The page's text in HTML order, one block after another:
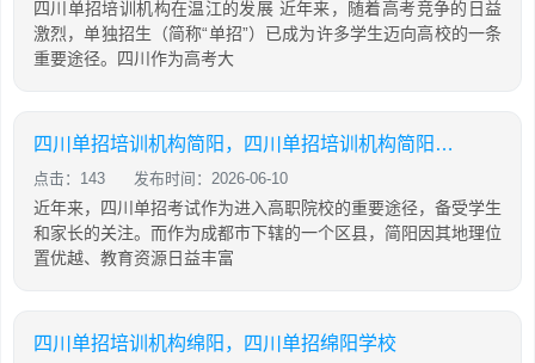
四川单招培训机构在温江的发展 近年来，随着高考竞争的日益
激烈，单独招生（简称“单招”）已成为许多学生迈向高校的一条
重要途径。四川作为高考大
四川单招培训机构简阳，四川单招培训机构简阳地址
点击：143 发布时间：2026-06-10
近年来，四川单招考试作为进入高职院校的重要途径，备受学生
和家长的关注。而作为成都市下辖的一个区县，简阳因其地理位
置优越、教育资源日益丰富
四川单招培训机构绵阳，四川单招绵阳学校